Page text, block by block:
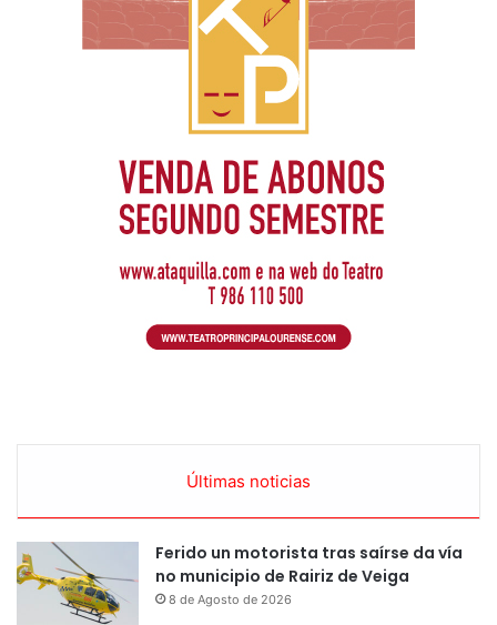
Últimas noticias
Ferido un motorista tras saírse da vía
no municipio de Rairiz de Veiga
8 de Agosto de 2026